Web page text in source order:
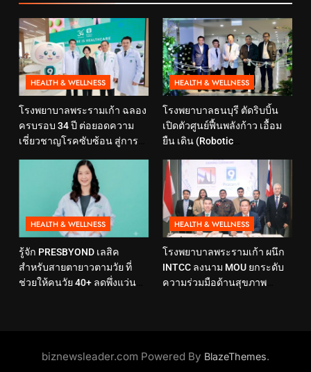
HEALTH & WELLNESS
โรงพยาบาลพระรามเก้า ฉลอง
ครบรอบ 34 ปี ต่อยอดความ
เชี่ยวชาญโรคซับซ้อน สู่การ
โจทย์ไลฟ์สไตล์ ภายใต้แนวคิด
“SELF-CARE IS HEALTHCARE”
HEALTH & WELLNESS
โรงพยาบาลธนบุรี ตัดริบบิ้น
เปิดตัวศูนย์ฟื้นพลังก้าว เอื้อม
ยืน เดิน (Robotic
เทคโนโลยีสุดล้ำ หุ่นยนต์ฝึก
เดิน มาเพิ่มประสิทธิภาพ
HEALTH & WELLNESS
รู้จัก PRESBYOND เลสิค
สำหรับสายตายาวตามวัย ที่
ช่วยให้คนวัย 40+ ลดพึ่งแว่น
HEALTH & WELLNESS
โรงพยาบาลพระรามเก้า ผนึก
INTCC ลงนาม MOU ยกระดับ
ความร่วมมือด้านสุขภาพ
biznewsleader.com Powered By BlazeThemes.